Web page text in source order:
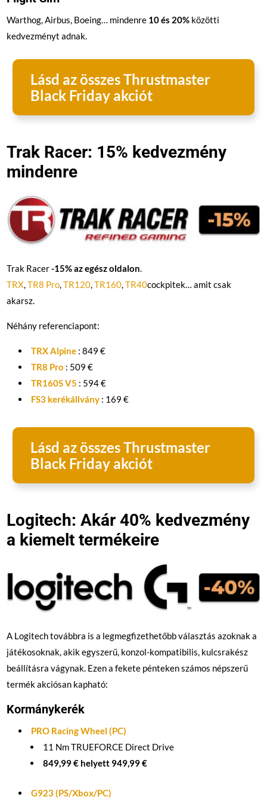
Warthog, Airbus, Boeing… mindenre 10 és 20% közötti
kedvezményt adnak.
Lásd az összes Thrustmaster
Black Friday akciót
Trak Racer: 15% kedvezmény
mindenre
Trak Racer-15% az egész oldalon
TRX ,TR8 Pro ,TR120 ,TR160 ,TR40cockpitek… amit csak
akarsz.
Néhány referenciapont:
TRX Alpine : 849 €
TR8 Pro : 509 €
TR160S V5 : 594 €
FS3 kerékállvány : 169 €
Lásd az összes Thrustmaster
Black Friday akciót
Logitech: Akár 40% kedvezmény
a kiemelt termékeire
A Logitech továbbra is a legmegfizethetőbb választás azoknak a
játékosoknak, akik egyszerű, konzol-kompatibilis, kulcsrakész
beállításra vágynak. Ezen a fekete pénteken számos népszerű
termék akciósan kapható:
Kormánykerék
PRO Racing Wheel (PC)
11 Nm TRUEFORCE Direct Drive
849,99 € helyett 949,99 €
G923 (PS/Xbox/PC)